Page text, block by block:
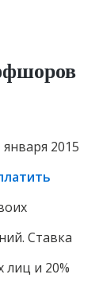
2015
Ставка
лиц и 20%